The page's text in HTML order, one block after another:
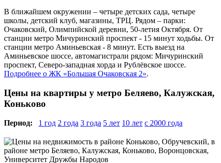
В ближайшем окружении – четыре детских сада, четыре
школы, детский клуб, магазины, ТРЦ. Рядом – парки:
Очаковский, Олимпийской деревни, 50-летия Октября. От
станции метро Мичуринский проспект - 15 минут ходьбы. От
станции метро Аминьевская - 8 минут. Есть выезд на
Аминьевское шоссе, автомагистрали рядом: Мичуринский
проспект, Северо-западная хорда и Рублёвское шоссе.
Подробнее о ЖК «Большая Очаковская 2».
Цены на квартиры у метро Беляево, Калужская,
Коньково
Период: 1 год 2 года 3 года 5 лет 10 лет с 2000 года